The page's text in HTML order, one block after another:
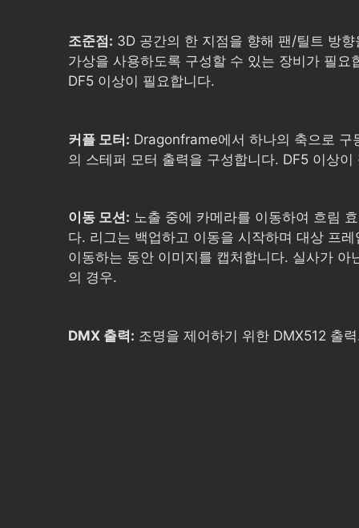
조준점: 3D 공간의 한 지점을 향해 팬/틸트 방
가상을 사용하도록 구성할 수 있는 장비가 필요
DF5 이상이 필요합니다.
커플 모터: Dragonframe에서 하나의 축으로 구
의 스테퍼 모터 출력을 구성합니다. DF5 이상이
이동 모션: 노출 중에 카메라를 이동하여 흐림
다. 리그는 백업하고 이동을 시작하며 대상 프
이동하는 동안 이미지를 캡처합니다. 실사가 아
의 경우.
DMX 출력: 조명을 제어하기 위한 DMX512 출